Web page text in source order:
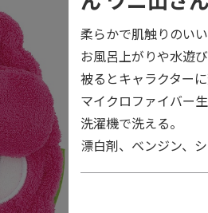
柔らかで肌触りのい
お風呂上がりや水遊
被るとキャラクター
マイクロファイバー
洗濯機で洗える。
漂白剤、ベンジン、